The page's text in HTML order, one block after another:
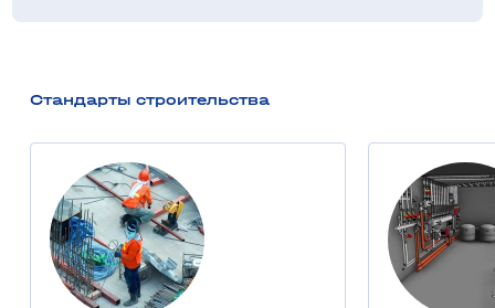
Здания новостройки в Одессе по адресу ул.Базарная
5 оборудованы скоростными бесшумными лифтами
нового поколения фирмы «OTIS».
Примечание:
Применялись технологии ООО «Баутех-Украина».
Стандарты строительства